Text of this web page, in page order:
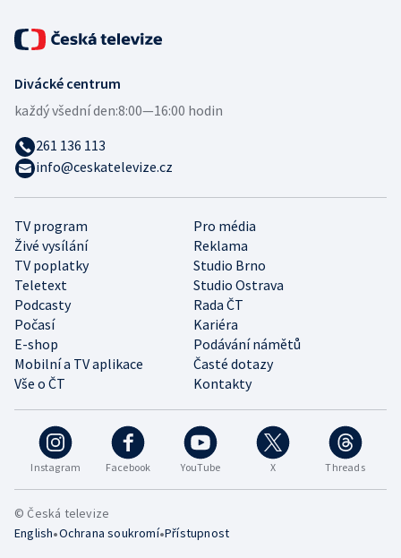
Instagram Facebook YouTube X Threads
TV program
Pro média
Živé vysílání
Reklama
TV poplatky
Studio Brno
Teletext
Studio Ostrava
Podcasty
Rada ČT
Počasí
Kariéra
E-shop
Podávání námětů
Mobilní a TV aplikace
Časté dotazy
Vše o ČT
Kontakty
Divácké centrum
každý všední den:8:00—16:00 hodin
261 136 113
info@ceskatelevize.cz
© Česká televize
English•Ochrana soukromí•Přístupnost